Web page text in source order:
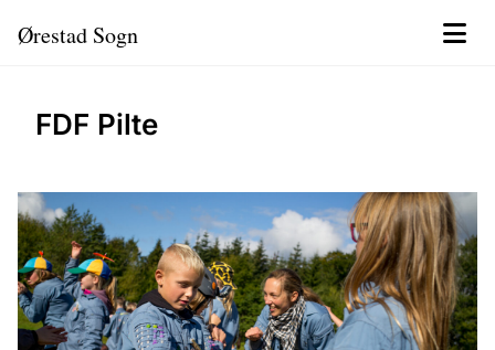
Ørestad Sogn
FDF Pilte